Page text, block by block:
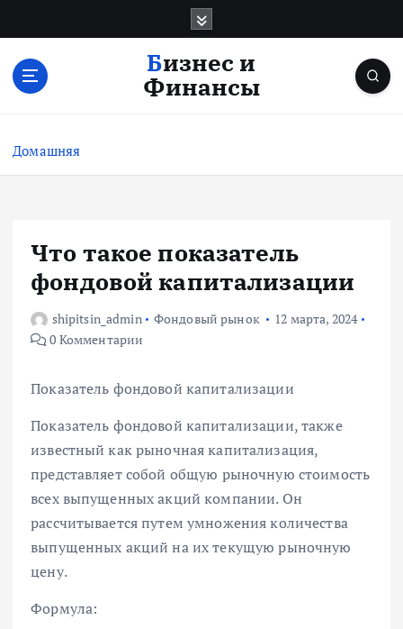
с
Бизнес и
Финансы
Домашняя
Что такое показатель
фондовой капитализации
shipitsin_admin Фондовый рынок
12 марта, 2024
0 Комментарии
Показатель фондовой капитализации
Показатель фондовой капитализации, также
известный как рыночная капитализация,
представляет собой общую рыночную стоимость
всех выпущенных акций компании. Он
рассчитывается путем умножения количества
выпущенных акций на их текущую рыночную
цену.
Формула: